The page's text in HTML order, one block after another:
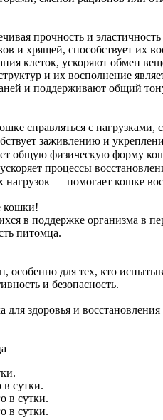
прочность и эластичность
и хрящей, способствует их
клеток, ускоряют обмен
и их восполнение
и поддерживают общий
справляться с
заживлению и
общую физическую форму
процессы
— помогает кошке
кошки!
в поддержке организма в
питомца.
особенно для тех, кто
и безопасность.
здоровья и
сутки.
в сутки.
в сутки.